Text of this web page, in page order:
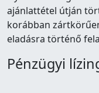
ajánlattétel útján
korábban
eladásra történő
Pénzügyi